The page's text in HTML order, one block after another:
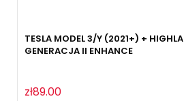
TESLA MODEL 3/Y (2021+) +
GENERACJA II ENHANCE
zł89.00